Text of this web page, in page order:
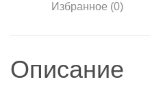
Избранное (0)
Описание